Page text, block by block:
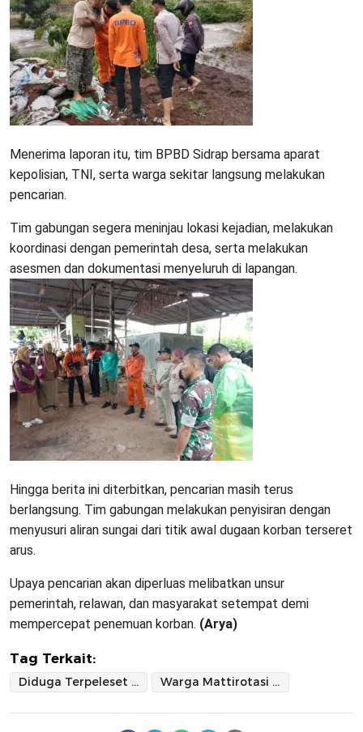
Menerima laporan itu, tim BPBD Sidrap bersama aparat
kepolisian, TNI, serta warga sekitar langsung melakukan
pencarian.
Tim gabungan segera meninjau lokasi kejadian, melakukan
koordinasi dengan pemerintah desa, serta melakukan
asesmen dan dokumentasi menyeluruh di lapangan.
Hingga berita ini diterbitkan, pencarian masih terus
berlangsung. Tim gabungan melakukan penyisiran dengan
menyusuri aliran sungai dari titik awal dugaan korban terseret
arus.
Upaya pencarian akan diperluas melibatkan unsur
pemerintah, relawan, dan masyarakat setempat demi
mempercepat penemuan korban. (Arya)
Tag Terkait:
Diduga Terpeleset dan Ikut Terseret Arus Saat Pulang dari Kebun Warga Mattirotasi Hilang di Sungai Watang Pulu